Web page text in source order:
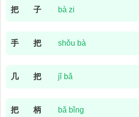
把 子 bà zi
手 把 shǒu bà
几 把 jǐ bǎ
把 柄 bǎ bǐng